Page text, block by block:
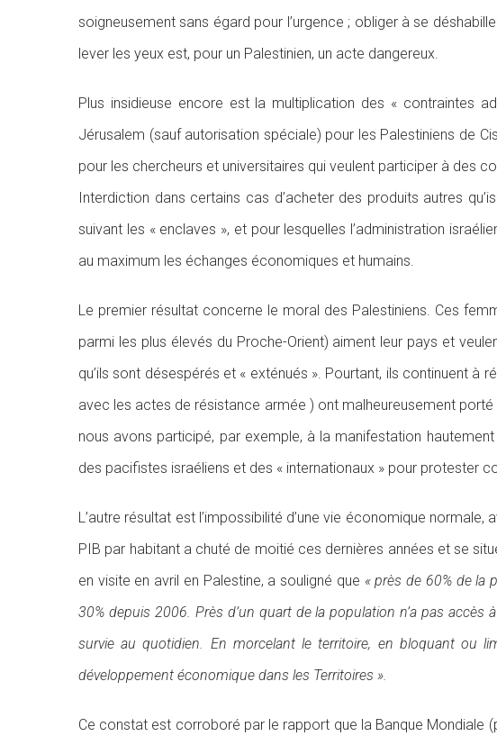
soigneusement sans égard pour l’urgence ; obliger à se
lever les yeux est, pour un Palestinien, un acte dangereux.
Plus insidieuse encore est la multiplication des « contraintes
Jérusalem (sauf autorisation spéciale) pour les Palestiniens de
pour les chercheurs et universitaires qui veulent participer à des
Interdiction dans certains cas d’acheter des produits autres
suivant les « enclaves », et pour lesquelles l’administration
au maximum les échanges économiques et humains.
Le premier résultat concerne le moral des Palestiniens. Ces
parmi les plus élevés du Proche-Orient) aiment leur pays et
qu’ils sont désespérés et « exténués ». Pourtant, ils continuent
avec les actes de résistance armée ) ont malheureusement
nous avons participé, par exemple, à la manifestation
des pacifistes israéliens et des « internationaux » pour protester
L’autre résultat est l’impossibilité d’une vie économique
PIB par habitant a chuté de moitié ces dernières années et se
en visite en avril en Palestine, a souligné que « près de 60% de la
30% depuis 2006. Près d’un quart de la population n’a pas
survie au quotidien. En morcelant le territoire, en bloquant ou
développement économique dans les Territoires ».
Ce constat est corroboré par le rapport que la Banque Mondiale